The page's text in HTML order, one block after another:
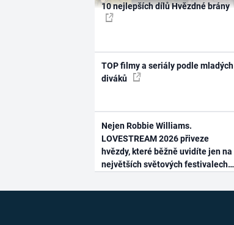
10 nejlepších dílů Hvězdné brány
TOP filmy a seriály podle mladých
diváků
Nejen Robbie Williams.
LOVESTREAM 2026 přiveze
hvězdy, které běžně uvidíte jen na
největších světových festivalech